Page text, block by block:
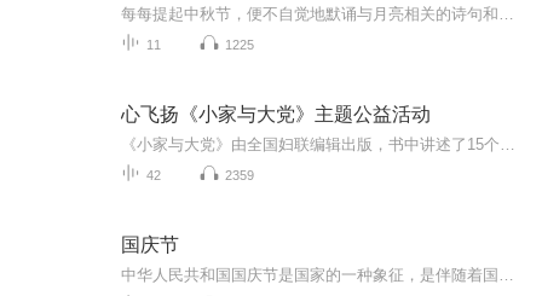
11 1225
心飞扬《小家与大党》主题公益活动
42 2359
国庆节